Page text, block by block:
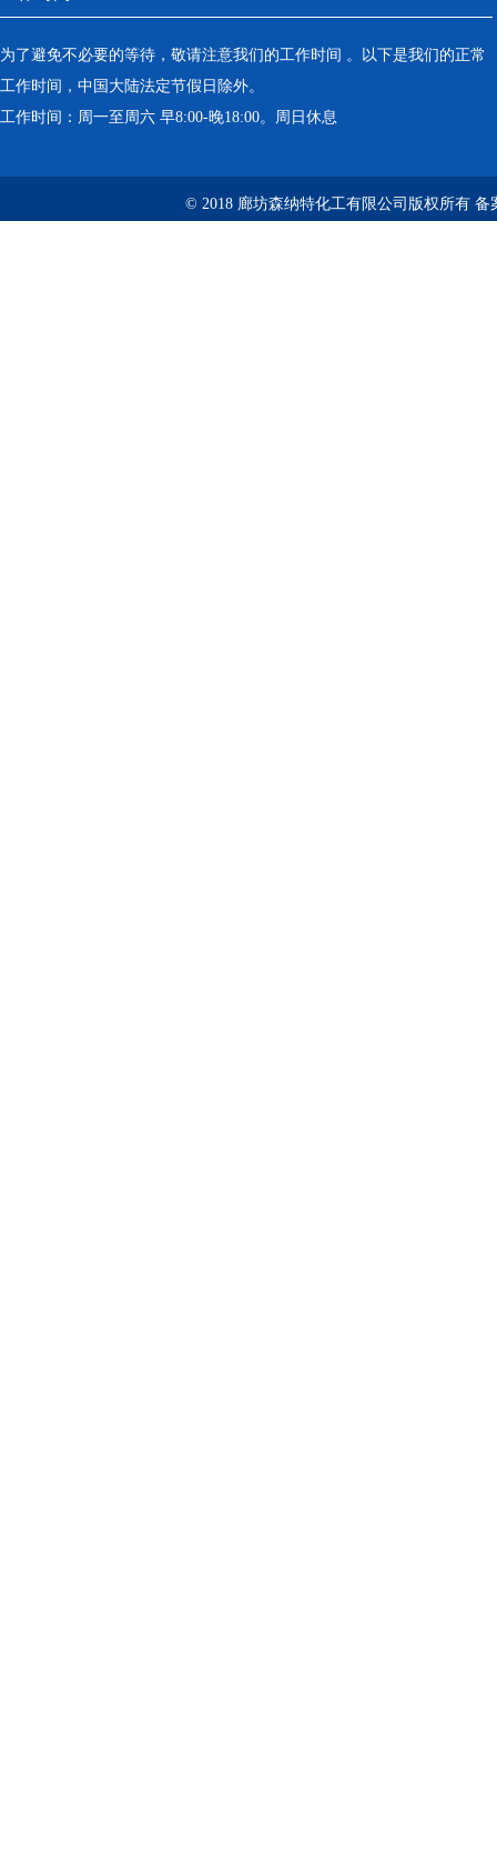
为了避免不必要的等待，敬请注意我们的工作时间 。以下是我们的正常
工作时间，中国大陆法定节假日除外。
工作时间：周一至周六 早8:00-晚18:00。周日休息
© 2018 廊坊森纳特化工有限公司版权所有 备